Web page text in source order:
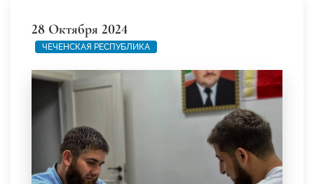
28 Октября 2024
ЧЕЧЕНСКАЯ РЕСПУБЛИКА